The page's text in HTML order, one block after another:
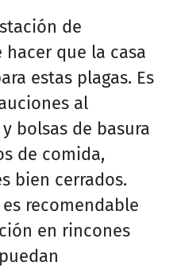
de
hacer que la casa
estas plagas. Es
al
bolsas de basura
de comida,
bien cerrados.
recomendable
en rincones